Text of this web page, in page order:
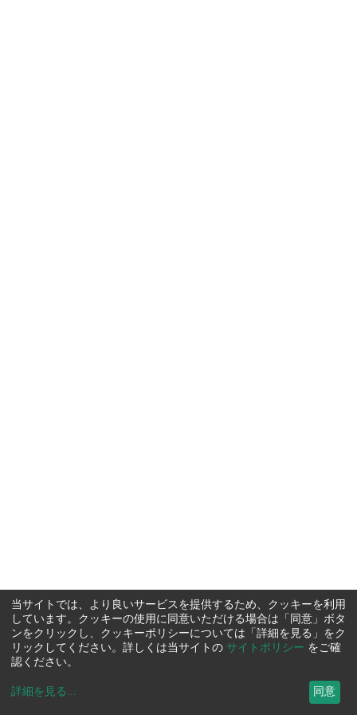
当サイトでは、より良いサービスを提供するため、クッキーを利用
しています。クッキーの使用に同意いただける場合は「同意」ボタ
ンをクリックし、クッキーポリシーについては「詳細を見る」をク
リックしてください。詳しくは当サイトの サイトポリシー をご確
認ください。
詳細を見る ... 同意